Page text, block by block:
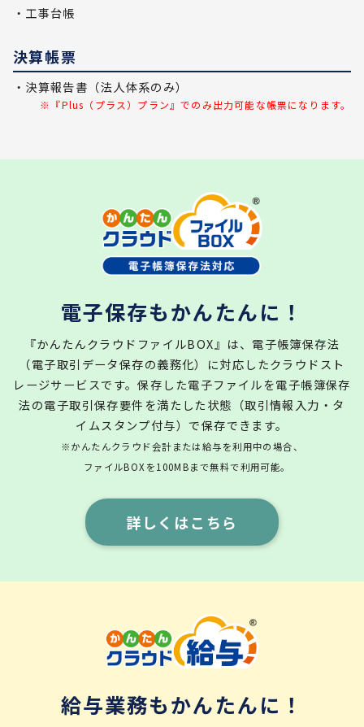
・工事台帳
決算帳票
・決算報告書（法人体系のみ）
※『Plus（プラス）プラン』でのみ出力可能な帳票になります。
詳しくはこちら
電子保存もかんたんに！
『かんたんクラウドファイルBOX』は、電子帳簿保存法
（電子取引データ保存の義務化）に対応したクラウドスト
レージサービスです。保存した電子ファイルを電子帳簿保存
法の電子取引保存要件を満たした状態（取引情報入力・タ
イムスタンプ付与）で保存できます。
※かんたんクラウド会計または給与を利用中の場合、
ファイルBOXを100MBまで無料で利用可能。
給与業務もかんたんに！